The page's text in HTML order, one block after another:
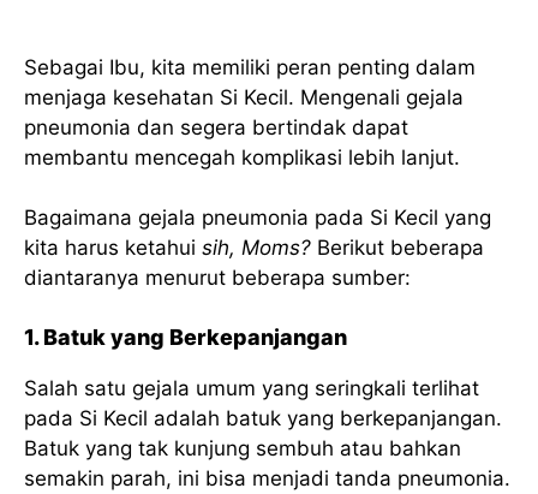
Sebagai Ibu, kita memiliki peran penting dalam
menjaga kesehatan Si Kecil. Mengenali gejala
pneumonia dan segera bertindak dapat
membantu mencegah komplikasi lebih lanjut.
Bagaimana gejala pneumonia pada Si Kecil yang
kita harus ketahui sih, Moms? Berikut beberapa
diantaranya menurut beberapa sumber:
1. Batuk yang Berkepanjangan
Salah satu gejala umum yang seringkali terlihat
pada Si Kecil adalah batuk yang berkepanjangan.
Batuk yang tak kunjung sembuh atau bahkan
semakin parah, ini bisa menjadi tanda pneumonia.